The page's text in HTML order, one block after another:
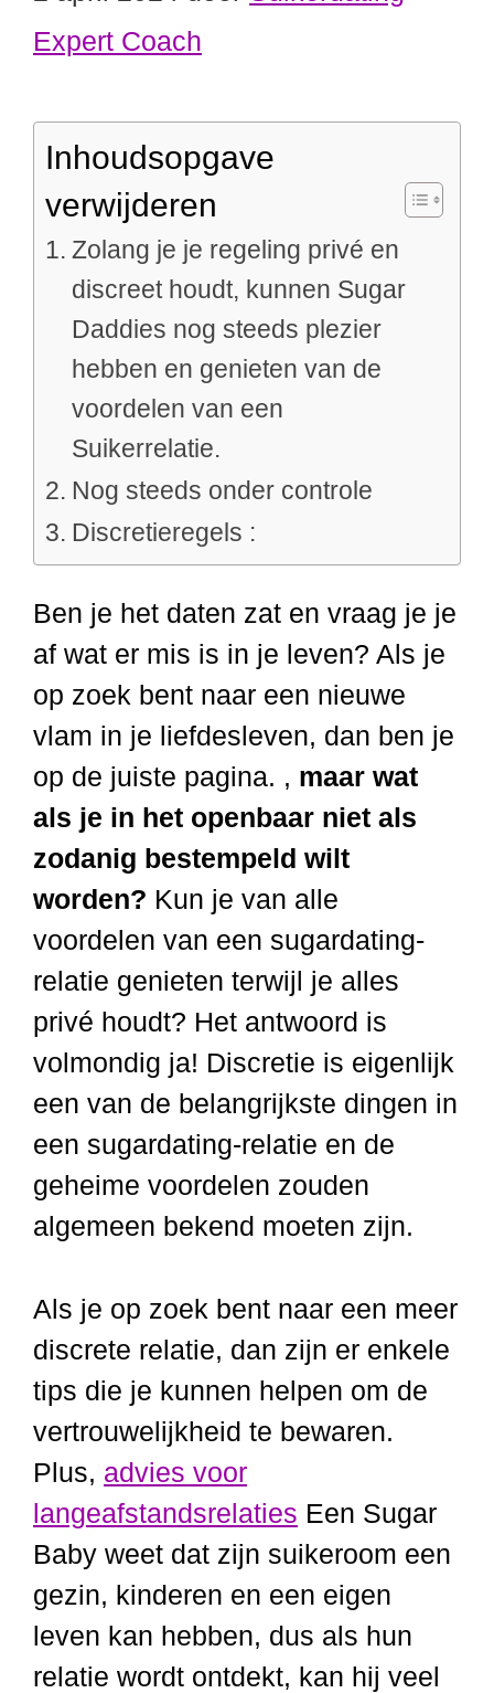
Expert Coach
Inhoudsopgave
verwijderen
Zolang je je regeling privé en
discreet houdt, kunnen Sugar
Daddies nog steeds plezier
hebben en genieten van de
voordelen van een
Suikerrelatie.
Nog steeds onder controle
Discretieregels :
Ben je het daten zat en vraag je je
af wat er mis is in je leven? Als je
op zoek bent naar een nieuwe
vlam in je liefdesleven, dan ben je
op de juiste pagina. , maar wat
als je in het openbaar niet als
zodanig bestempeld wilt
worden? Kun je van alle
voordelen van een sugardating-
relatie genieten terwijl je alles
privé houdt? Het antwoord is
volmondig ja! Discretie is eigenlijk
een van de belangrijkste dingen in
een sugardating-relatie en de
geheime voordelen zouden
algemeen bekend moeten zijn.
Als je op zoek bent naar een meer
discrete relatie, dan zijn er enkele
tips die je kunnen helpen om de
vertrouwelijkheid te bewaren.
Plus, advies voor
langeafstandsrelaties Een Sugar
Baby weet dat zijn suikeroom een
gezin, kinderen en een eigen
leven kan hebben, dus als hun
relatie wordt ontdekt, kan hij veel